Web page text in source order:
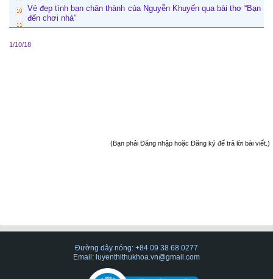
Vẻ đẹp tình bạn chân thành của Nguyễn Khuyến qua bài thơ “Bạn
đến chơi nhà”
1/10/18
(Bạn phải Đăng nhập hoặc Đăng ký để trả lời bài viết.)
Đường dây nóng: +84 09 38 68 0277
Email: luyenthithukhoa.vn@gmail.com